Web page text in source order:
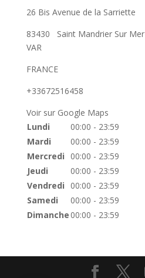
26 Bis Avenue de la Sarriette
83430
Saint Mandrier Sur Mer
VAR
FRANCE
+33672516458
Voir sur Google Maps
Lundi
00:00 - 23:59
Mardi
00:00 - 23:59
Mercredi
00:00 - 23:59
Jeudi
00:00 - 23:59
Vendredi
00:00 - 23:59
Samedi
00:00 - 23:59
Dimanche 00:00 - 23:59